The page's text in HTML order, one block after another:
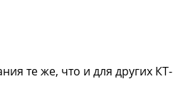
те же, что и для других КТ-